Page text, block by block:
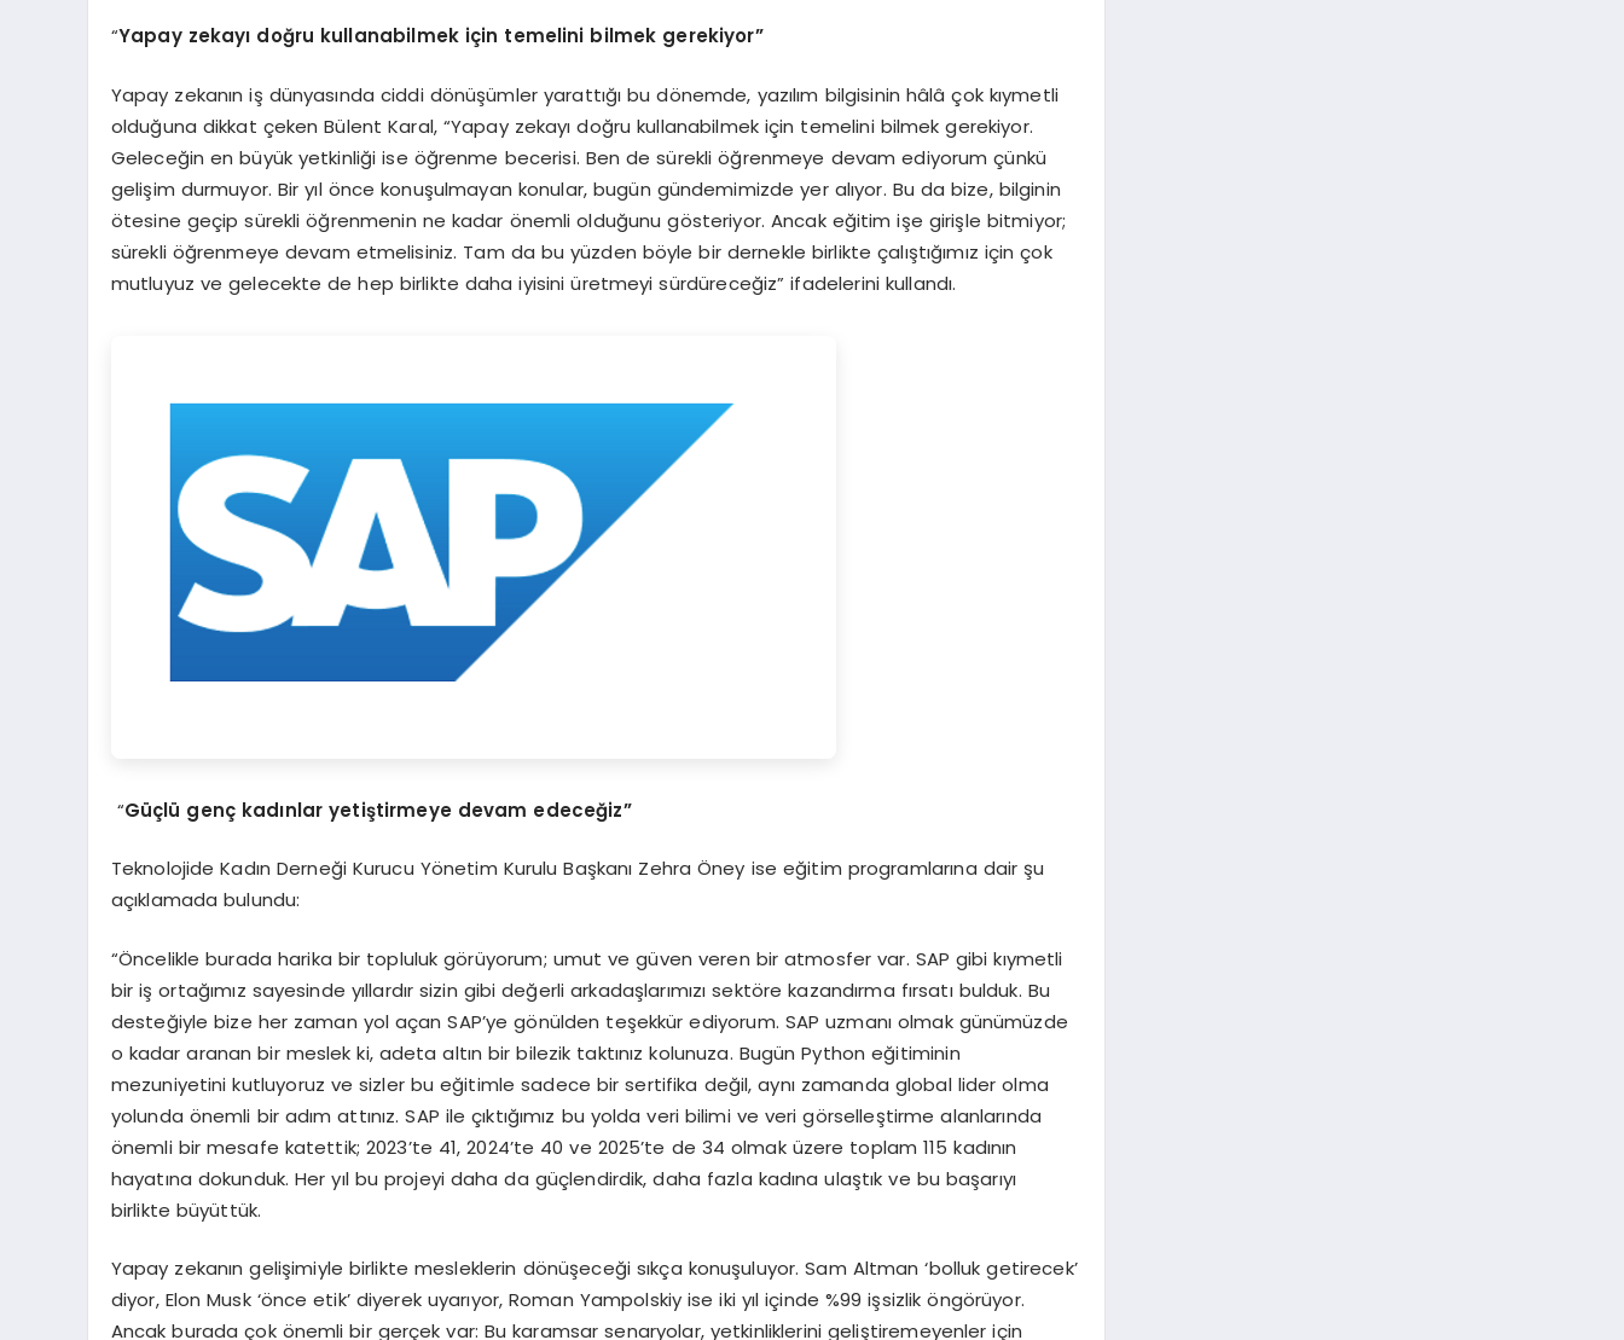
“Yapay zekayı doğru kullanabilmek için temelini bilmek gerekiyor”
Yapay zekanın iş dünyasında ciddi dönüşümler yarattığı bu dönemde, yazılım bilgisinin hâlâ çok kıymetli
olduğuna dikkat çeken Bülent Karal, “Yapay zekayı doğru kullanabilmek için temelini bilmek gerekiyor.
Geleceğin en büyük yetkinliği ise öğrenme becerisi. Ben de sürekli öğrenmeye devam ediyorum çünkü
gelişim durmuyor. Bir yıl önce konuşulmayan konular, bugün gündemimizde yer alıyor. Bu da bize, bilginin
ötesine geçip sürekli öğrenmenin ne kadar önemli olduğunu gösteriyor. Ancak eğitim işe girişle bitmiyor;
sürekli öğrenmeye devam etmelisiniz. Tam da bu yüzden böyle bir dernekle birlikte çalıştığımız için çok
mutluyuz ve gelecekte de hep birlikte daha iyisini üretmeyi sürdüreceğiz” ifadelerini kullandı.
“Güçlü genç kadınlar yetiştirmeye devam edeceğiz”
Teknolojide Kadın Derneği Kurucu Yönetim Kurulu Başkanı Zehra Öney ise eğitim programlarına dair şu
açıklamada bulundu:
“Öncelikle burada harika bir topluluk görüyorum; umut ve güven veren bir atmosfer var. SAP gibi kıymetli
bir iş ortağımız sayesinde yıllardır sizin gibi değerli arkadaşlarımızı sektöre kazandırma fırsatı bulduk. Bu
desteğiyle bize her zaman yol açan SAP’ye gönülden teşekkür ediyorum. SAP uzmanı olmak günümüzde
o kadar aranan bir meslek ki, adeta altın bir bilezik taktınız kolunuza. Bugün Python eğitiminin
mezuniyetini kutluyoruz ve sizler bu eğitimle sadece bir sertifika değil, aynı zamanda global lider olma
yolunda önemli bir adım attınız. SAP ile çıktığımız bu yolda veri bilimi ve veri görselleştirme alanlarında
önemli bir mesafe katettik; 2023’te 41, 2024’te 40 ve 2025’te de 34 olmak üzere toplam 115 kadının
hayatına dokunduk. Her yıl bu projeyi daha da güçlendirdik, daha fazla kadına ulaştık ve bu başarıyı
birlikte büyüttük.
Yapay zekanın gelişimiyle birlikte mesleklerin dönüşeceği sıkça konuşuluyor. Sam Altman ‘bolluk getirecek’
diyor, Elon Musk ‘önce etik’ diyerek uyarıyor, Roman Yampolskiy ise iki yıl içinde %99 işsizlik öngörüyor.
Ancak burada çok önemli bir gerçek var: Bu karamsar senaryolar, yetkinliklerini geliştiremeyenler için